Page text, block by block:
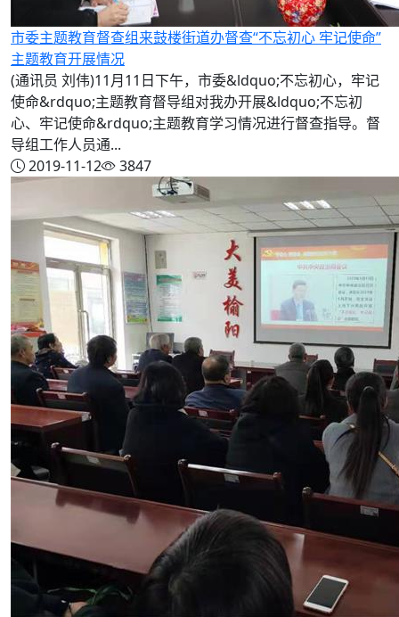
市委主题教育督查组来鼓楼街道办督查“不忘初心 牢记使命”
主题教育开展情况
(通讯员 刘伟)11月11日下午，市委&ldquo;不忘初心，牢记
使命&rdquo;主题教育督导组对我办开展&ldquo;不忘初
心、牢记使命&rdquo;主题教育学习情况进行督查指导。督
导组工作人员通...
2019-11-12
3847